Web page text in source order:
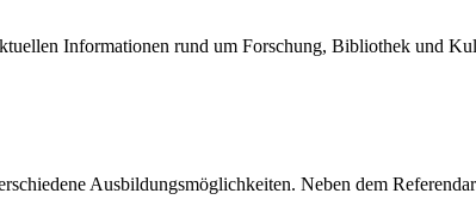
Informationen rund um Forschung, Bibliothek und
Ausbildungsmöglichkeiten. Neben dem